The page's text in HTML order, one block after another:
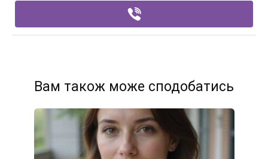
Вам також може сподобатись